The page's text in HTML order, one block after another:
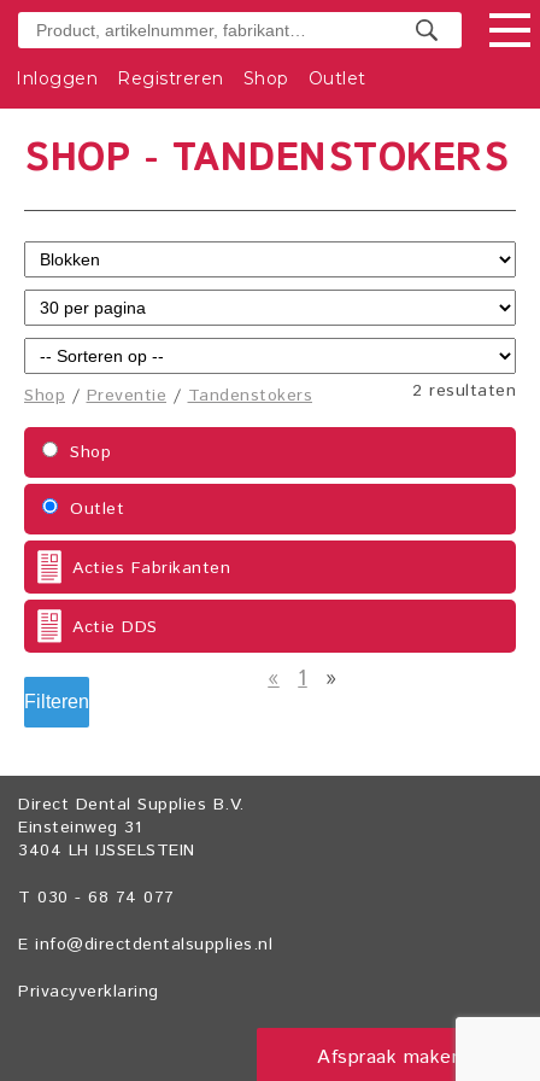
Inloggen Registreren Shop Outlet
SHOP - TANDENSTOKERS
2 resultaten
Shop /Preventie /Tandenstokers
Shop
Outlet
Acties Fabrikanten
Actie DDS
Filteren
« 1 »
Direct Dental Supplies B.V.
Einsteinweg 31
3404 LH IJSSELSTEIN
T 030 - 68 74 077
E info@directdentalsupplies.nl
Privacyverklaring
Afspraak maken